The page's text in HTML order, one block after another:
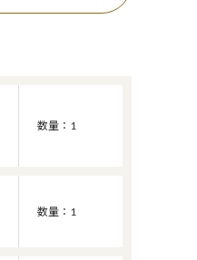
数量：1
数量：1